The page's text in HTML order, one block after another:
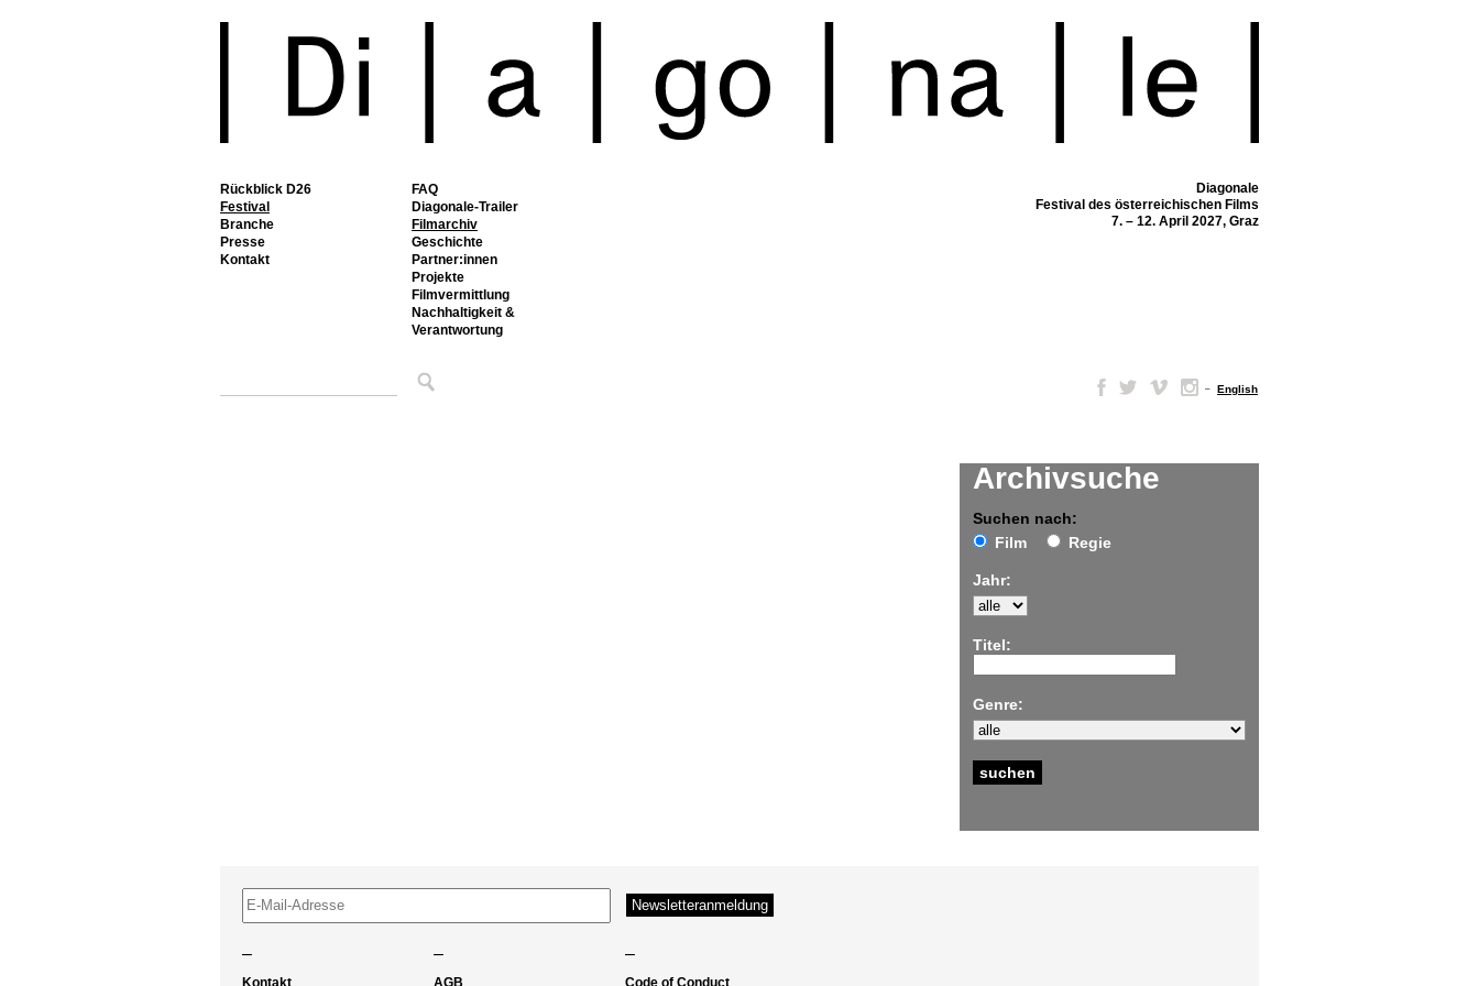
Rückblick D26
Festival
FAQ
Diagonale-Trailer
Filmarchiv
Geschichte
Partner:innen
Projekte
Filmvermittlung
Nachhaltigkeit &
Verantwortung
Branche
Presse
Kontakt
Diagonale
Festival des österreichischen Films
7. – 12. April 2027, Graz
– English
Archivsuche
Suchen nach:
Film
Regie
Jahr:
Titel:
Genre:
– – –
Kontakt AGB Code of Conduct